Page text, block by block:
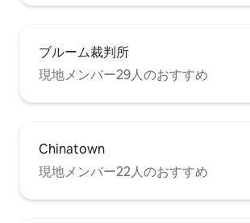
ブルーム裁判所
現地メンバー29人のおすすめ
Chinatown
現地メンバー22人のおすすめ